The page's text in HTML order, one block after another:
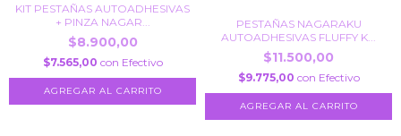
KIT PESTAÑAS AUTOADHESIVAS
+ PINZA NAGAR...
$8.900,00
$7.565,00 con Efectivo
PESTAÑAS NAGARAKU
AUTOADHESIVAS FLUFFY K...
$11.500,00
$9.775,00 con Efectivo